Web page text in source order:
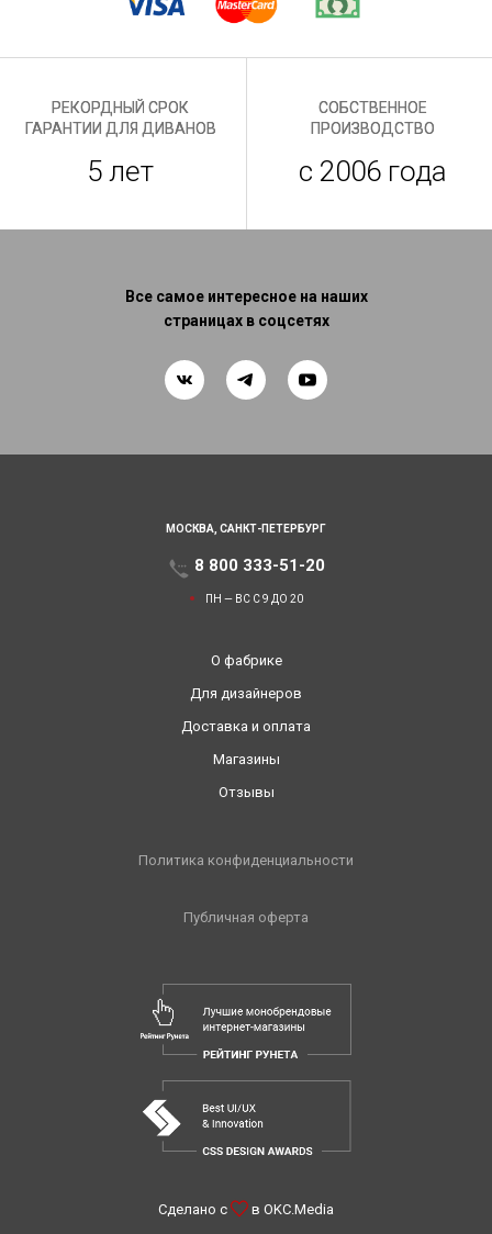
РЕКОРДНЫЙ СРОК
ГАРАНТИИ ДЛЯ ДИВАНОВ
5 лет
СОБСТВЕННОЕ
ПРОИЗВОДСТВО
с 2006 года
Все самое интересное на наших
страницах в соцсетях
МОСКВА, САНКТ-ПЕТЕРБУРГ
8 800 333-51-20
ПН — ВС С 9 ДО 20
О фабрике
Для дизайнеров
Доставка и оплата
Магазины
Отзывы
Политика конфиденциальности
Публичная оферта
Сделано с в OKC.Media